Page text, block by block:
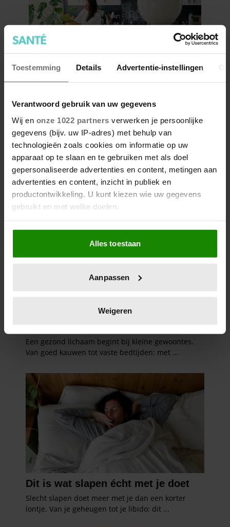
Toestemming Details Advertentie-instellingen
Verantwoord gebruik van uw gegevens
Wij en onze 1022 partners verwerken je persoonlijke
gegevens (bijv. uw IP-adres) met behulp van
technologieën zoals cookies om informatie op uw
apparaat op te slaan en te gebruiken met als doel
gepersonaliseerde advertenties en content, metingen aan
advertenties en content, inzicht in publiek en
productontwikkeling. U kunt kiezen wie uw gegevens
gebruikt en met welke doelen.
Als u het toestaat, willen we ook graag:
Informatie verzamelen over uw geografische
locatie, die tot een paar meter nauwkeurig kan zijn
scannen op specifieke eigenschappen (fingerprinting)
verwerkt en stel uw voorkeuren in het
intrekken in de Cookieverklaring.
We gebruiken cookies om content en advertenties te
en om ons websiteverkeer te analyseren. Ook delen we
informatie over uw gebruik van onze site met onze
partners voor social media, adverteren en analyse. Deze
partners kunnen deze gegevens combineren met andere
informatie die u aan ze heeft verstrekt of die ze hebben
verzameld op basis van uw gebruik van hun services. U
gaat akkoord met onze cookies als u onze website blijft
Alles toestaan
Aanpassen
Weigeren
weggooien? Dit is waarom